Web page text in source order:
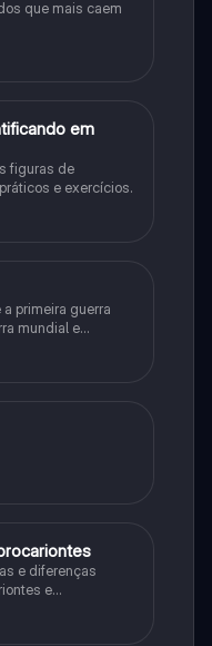
que mais caem
em
figuras de
e exercícios.
primeira guerra
mundial e
Mundial, fases da
e diferenças
e